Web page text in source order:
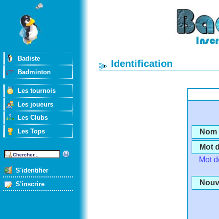
Badiste
Badminton
Les tournois
Les joueurs
Les Clubs
Les Tops
S'identifier
S'inscrire
Identification
Mot
Mot